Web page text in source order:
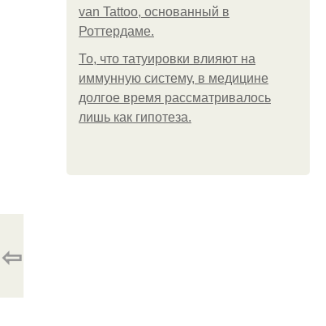
van Tattoo, основанный в
Роттердаме.
То, что татуировки влияют на
иммунную систему, в медицине
долгое время рассматривалось
лишь как гипотеза.
⇦